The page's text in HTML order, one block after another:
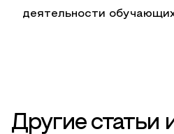
деятельности
Другие статьи